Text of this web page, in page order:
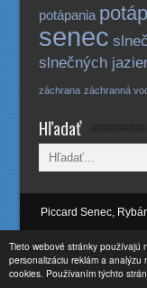
Tieto webové stránky používajú
personalizáciu reklám a analýzu
cookies. Používaním týchto
potápania
senec
slnečných
záchrana záchranná
Hľadať
Piccard Senec,